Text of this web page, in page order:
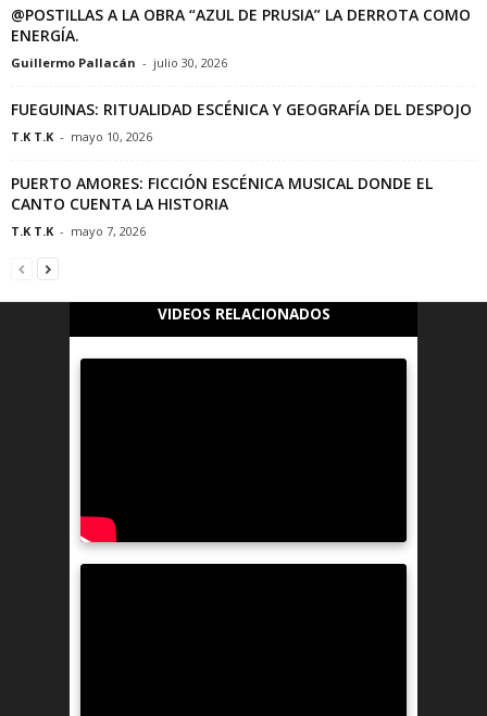
@POSTILLAS A LA OBRA “AZUL DE PRUSIA” LA DERROTA COMO
ENERGÍA.
Guillermo Pallacán - julio 30, 2026
FUEGUINAS: RITUALIDAD ESCÉNICA Y GEOGRAFÍA DEL DESPOJO
T.K T.K - mayo 10, 2026
PUERTO AMORES: FICCIÓN ESCÉNICA MUSICAL DONDE EL
CANTO CUENTA LA HISTORIA
T.K T.K - mayo 7, 2026
VIDEOS RELACIONADOS